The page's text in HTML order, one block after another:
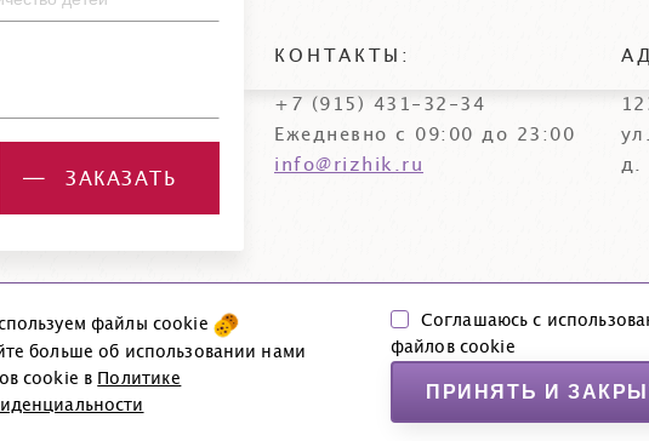
ЗАКАЗАТЬ
КОНТАКТЫ:
+7 (915) 431-32-34
Ежедневно с 09:00 до 23:00
info@rizhik.ru
д.
© Агентство детских праздников «Рыжик и Ко», 2006–2026
Политика конфиденциальности
Согласие на обработку данных
файлы cookie
больше об использовании нами
cookie вПолитике
Соглашаюсь с
файлов cookie
ПРИНЯТЬ И